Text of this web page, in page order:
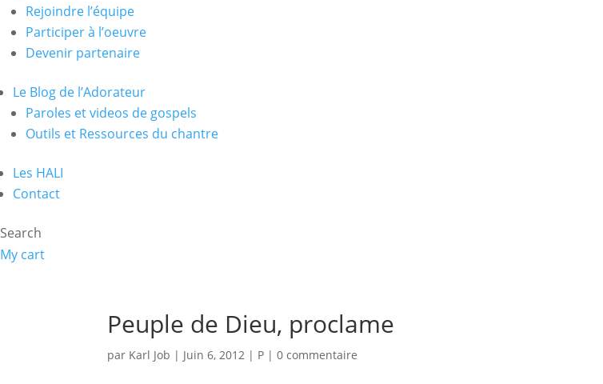
Rejoindre l’équipe
Participer à l’oeuvre
Devenir partenaire
Le Blog de l’Adorateur
Paroles et videos de gospels
Outils et Ressources du chantre
Les HALI
Contact
Search
My cart
Peuple de Dieu, proclame
par Karl Job | Juin 6, 2012 | P |0 commentaire